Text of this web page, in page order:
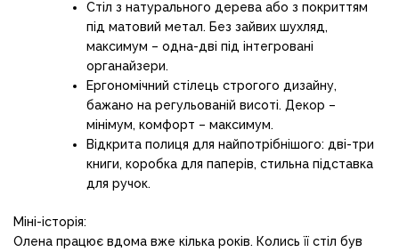
Стіл з натурального дерева або з покриттям
під матовий метал. Без зайвих шухляд,
максимум – одна-дві під інтегровані
органайзери.
Ергономічний стілець строгого дизайну,
бажано на регульованій висоті. Декор –
мінімум, комфорт – максимум.
Відкрита полиця для найпотрібнішого: дві-три
книги, коробка для паперів, стильна підставка
для ручок.
Міні-історія:
Олена працює вдома вже кілька років. Колись її стіл був